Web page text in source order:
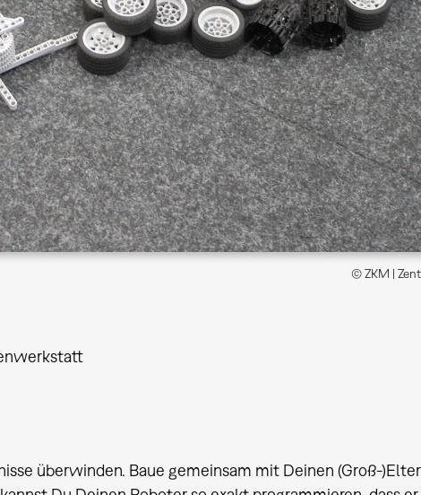
© ZKM |
überwinden. Baue gemeinsam mit Deinen (Groß-